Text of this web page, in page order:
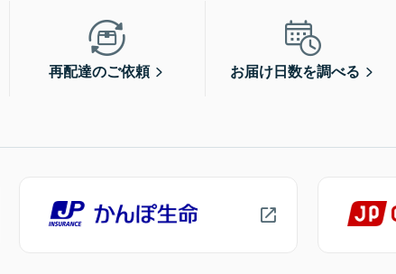
再配達のご依頼 お届け日数を調べる